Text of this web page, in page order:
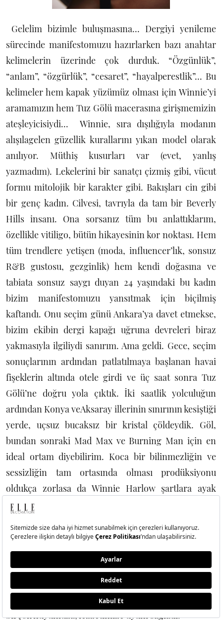
Gelelim bizimle buluşmasına... Dergiyi yenileme
sürecinde manifestomuzu hazırlarken bazı anahtar
kelimelerin üzerinde çok durduk. “Özgünlük”,
“anlam”, “özgürlük”, “cesaret”, “hayalperestlik”... Bu
kelimeler hem kapak yüzümüz olması için Winnie’yi
aramamızın hem Tuz Gölü macerasına girişmemizin
ateşleyicisiydi... Winnie, sıra dışılığıyla modanın
alışılagelen güzellik kurallarını yıkan model olarak
anılıyor. Müthiş kusurları var (evet, yanlış
yazmadım). Lekelerini bir sanatçı çizmiş gibi, vücut
formu mitolojik bir karakter gibi. Bakışları cin gibi
bir genç kadın. Cilvesi, tavrıyla da tam bir Beverly
Hills insanı. Ona sorsanız tüm bu anlattıklarım,
özellikle vitiligo, bütün hikayesinin kor noktası. Hem
tüm trendlere yetişen (moda, influencer’lık, sonsuz
R&B gustosu, gezginlik) hem kendi doğasına ve
tabiata sonsuz saygı duyan 24 yaşındaki bu kadın
bizim manifestomuzu yansıtmak için biçilmiş
kaftandı. Onu seçim günü Ankara’ya davet etmekse,
bizim ekibin dergi kapağı uğruna devreleri biraz
yakmasıyla ilgiliydi sanırım. Ama geldi. Gece, seçim
sonuçlarının ardından patlatılmaya başlanan havai
fişeklerin altında otele girdi ve üç saat sonra Tuz
Gölü’ne doğru yola çıktık. İki saatlik yolculuğun
ardından Konya veAksaray illerinin sınırının kesiştiği
yerde, uçsuz bucaksız bir kristal çöldeydik. Göl,
bundan sonraki Mad Max ve Burning Man için en
ideal ortam diyebilirim. Koca bir bilinmezliğin ve
sessizliğin tam ortasında olması prodüksiyonu
oldukça zorlasa da Winnie Harlow şartlara ayak
uydurdu. Hepimizinkinden hassas olan cildine hem
yuvarlanmaktan kendini alıkoyamadı. 19 yaşından
beri Amerikalı ve Avrupalı prodüksiyonlara alışıktı,
Anadolu prodüksiyonuyla da sayemizde tanıştı. Öğle
yemeği molası verdiğimiz restoranda 30 derecenin
altında ikram edilen gavurdağı salatası dışında
birçok huyumuza, lezzetimize uyum sağladı.